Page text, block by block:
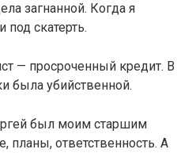
загнанной. Когда я
под скатерть.
— просроченный кредит. В
была убийственной.
был моим старшим
планы, ответственность. А